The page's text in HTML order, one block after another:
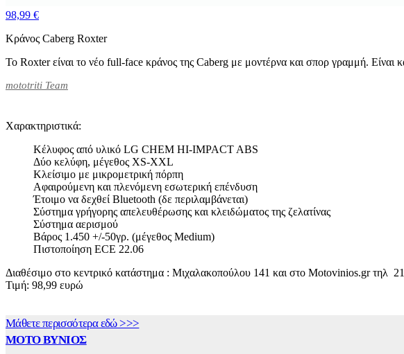
98,99 €
Κράνος Caberg Roxter
Το Roxter είναι το νέο full-face κράνος της Caberg με μοντέρνα και σπορ γραμμή. Είναι
mototriti Team
Χαρακτηριστικά:
Κέλυφος από υλικό LG CHEM HI-IMPACT ABS
Δύο κελύφη, μέγεθος XS-XXL
Κλείσιμο με μικρομετρική πόρπη
Αφαιρούμενη και πλενόμενη εσωτερική επένδυση
Έτοιμο να δεχθεί Bluetooth (δε περιλαμβάνεται)
Σύστημα γρήγορης απελευθέρωσης και κλειδώματος της ζελατίνας
Σύστημα αερισμού
Βάρος 1.450 +/-50γρ. (μέγεθος Medium)
Πιστοποίηση ECE 22.06
Διαθέσιμο στο κεντρικό κατάστημα : Mιχαλακοπούλου 141 και στο Motovinios.gr τηλ
Τιμή: 98,99 ευρώ
Μάθετε περισσότερα εδώ >>>
ΜΟΤΟ ΒΥΝΙΟΣ